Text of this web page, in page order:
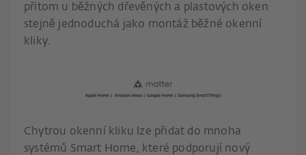
přitom u běžných dřevěných a plastových oken
stejně jednoduchá jako montáž běžné okenní
kliky.
Chytrou okenní kliku lze přidat do mnoha
systémů Smart Home, které podporují nový